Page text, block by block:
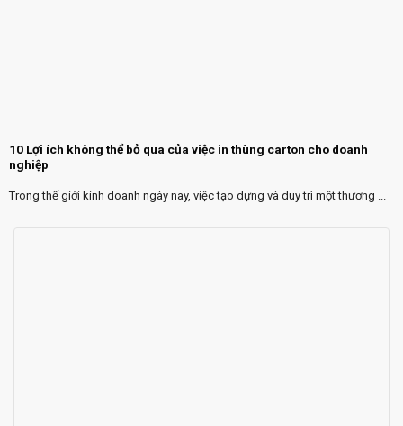
10 Lợi ích không thể bỏ qua của việc in thùng carton cho doanh
nghiệp
Trong thế giới kinh doanh ngày nay, việc tạo dựng và duy trì một thương ...